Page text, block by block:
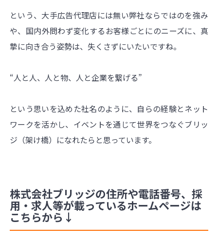
という、大手広告代理店には無い弊社ならではのを強み
や、国内外問わず変化するお客様ごとにのニーズに、真
摯に向き合う姿勢は、失くさずにいたいですね。
“人と人、人と物、人と企業を繋げる”
という思いを込めた社名のように、自らの経験とネット
ワークを活かし、イベントを通じて世界をつなぐブリッ
ジ（架け橋）になれたらと思っています。
株式会社ブリッジの住所や電話番号、採
用・求人等が載っているホームページは
こちらから↓